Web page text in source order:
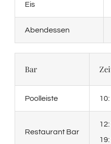
Eis
Abendessen
Bar
Poolleiste
Restaurant Bar